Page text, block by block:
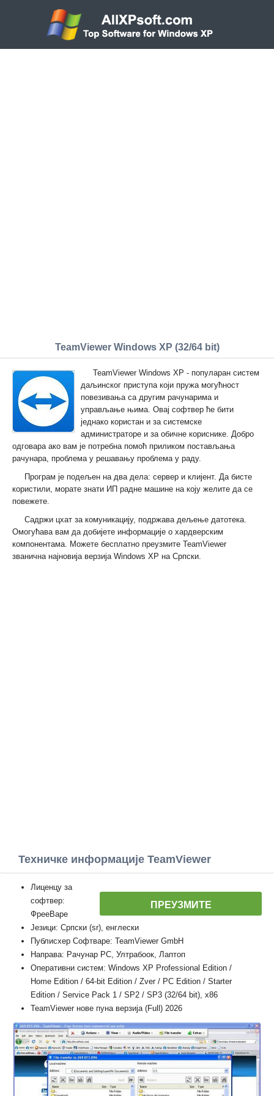
TeamViewer Windows XP (32/64 bit)
TeamViewer Windows XP - популаран систем
даљинског приступа који пружа могућност
повезивања са другим рачунарима и
управљање њима. Овај софтвер ће бити
једнако користан и за системске
администраторе и за обичне кориснике. Добро
одговара ако вам је потребна помоћ приликом постављања
рачунара, проблема у решавању проблема у раду.
Програм је подељен на два дела: сервер и клијент. Да бисте
користили, морате знати ИП радне машине на коју желите да се
повежете.
Садржи цхат за комуникацију, подржава дељење датотека.
Омогућава вам да добијете информације о хардверским
компонентама. Можете бесплатно преузмите TeamViewer
званична најновија верзија Windows XP на Српски.
Техничке информације TeamViewer
ПРЕУЗМИТЕ
Лиценцу за
софтвер:
ФрееВаре
Језици: Српски (sr), енглески
Публисхер Софтваре: TeamViewer GmbH
Направа: Рачунар PC, Ултрабоок, Лаптоп
Оперативни систем: Windows XP Professional Edition /
Home Edition / 64-bit Edition / Zver / PC Edition / Starter
Edition / Service Pack 1 / SP2 / SP3 (32/64 bit), x86
TeamViewer нове пуна верзија (Full) 2026